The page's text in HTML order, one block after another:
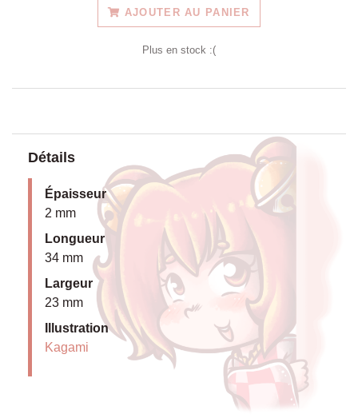
AJOUTER AU PANIER
Plus en stock :(
Détails
Épaisseur
2 mm
Longueur
34 mm
Largeur
23 mm
Illustration
Kagami